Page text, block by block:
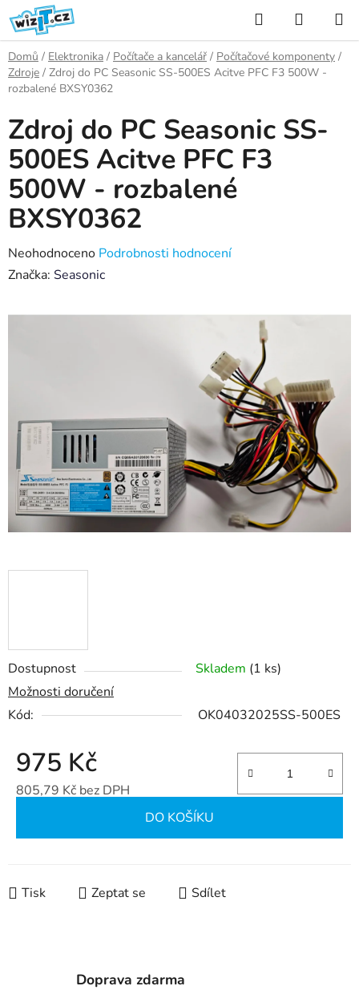
Přejít
na
obsah
Hledat
KOŠÍK
Domů / Elektronika / Počítače a kancelář / Počítačové komponenty /
Zdroje / Zdroj do PC Seasonic SS-500ES Acitve PFC F3 500W -
rozbalené BXSY0362
Dostupnost Skladem (1 ks)
Možnosti doručení
Kód:
OK04032025SS-500ES
975 Kč
805,79 Kč bez DPH
DO KOŠÍKU
Tisk Zeptat se Sdílet
Zdroj do PC Seasonic SS-
500ES Acitve PFC F3
500W - rozbalené
BXSY0362
Průměrné
hodnocení
je
Neohodnoceno Podrobnosti hodnocení
Značka: Seasonic
Doprava zdarma